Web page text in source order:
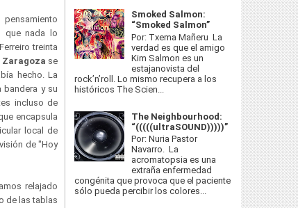
que nada lo
treinta
Zaragoza se
hecho. La
bandera y su
incluso de
encapsula
local de
de "Hoy
relajado
de las tablas
Smoked Salmon:
“Smoked Salmon”
Por: Txema Mañeru La
verdad es que el amigo
Kim Salmon es un
estajanovista del
rock’n’roll. Lo mismo recupera a los
históricos The Scien...
The Neighbourhood:
“(((((ultraSOUND)))))”
Por: Nuria Pastor
Navarro. La
acromatopsia es una
extraña enfermedad
congénita que provoca que el paciente
sólo pueda percibir los colores...